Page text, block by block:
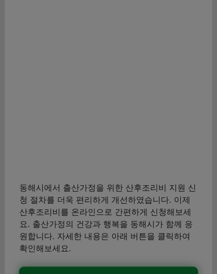
동해시에서 출산가정을 위한 산후조리비 지원 신
청 절차를 더욱 편리하게 개선하였습니다. 이제
산후조리비를 온라인으로 간편하게 신청해보세
요. 출산가정의 건강과 행복을 동해시가 함께 응
원합니다. 자세한 내용은 아래 버튼을 클릭하여
확인해보세요.